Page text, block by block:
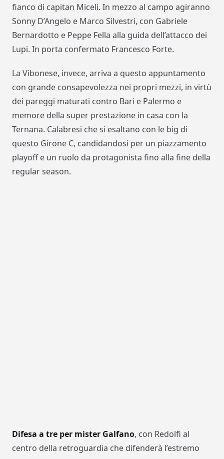
fianco di capitan Miceli. In mezzo al campo agiranno
Sonny D’Angelo e Marco Silvestri, con Gabriele
Bernardotto e Peppe Fella alla guida dell’attacco dei
Lupi. In porta confermato Francesco Forte.
La Vibonese, invece, arriva a questo appuntamento
con grande consapevolezza nei propri mezzi, in virtù
dei pareggi maturati contro Bari e Palermo e
memore della super prestazione in casa con la
Ternana. Calabresi che si esaltano con le big di
questo Girone C, candidandosi per un piazzamento
playoff e un ruolo da protagonista fino alla fine della
regular season.
Difesa a tre per mister Galfano, con Redolfi al
centro della retroguardia che difenderà l’estremo